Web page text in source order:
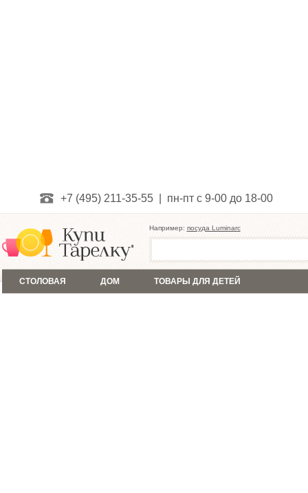
+7 (495) 211-35-55 | пн-пт с 9-00 до 18-00
Например: посуда Luminarc
СТОЛОВАЯ ДОМ ТОВАРЫ ДЛЯ ДЕТЕЙ